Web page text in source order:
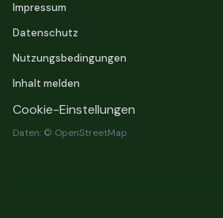
Impressum
Datenschutz
Nutzungsbedingungen
Inhalt melden
Cookie-Einstellungen
Daten: © OpenStreetMap